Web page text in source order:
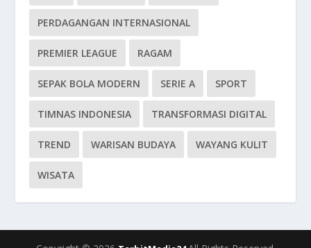
PERDAGANGAN INTERNASIONAL
PREMIER LEAGUE RAGAM
SEPAK BOLA MODERN SERIE A SPORT
TIMNAS INDONESIA TRANSFORMASI DIGITAL
TREND WARISAN BUDAYA WAYANG KULIT
WISATA